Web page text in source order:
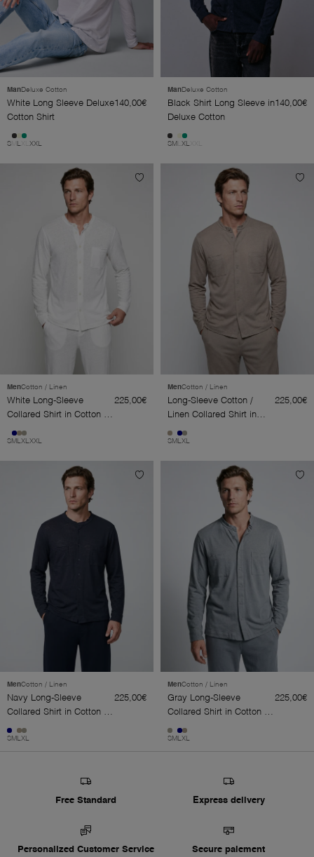
ManDeluxe Cotton
White Long Sleeve Deluxe
Cotton Shirt
140,00€
S XXL
ManDeluxe Cotton
Black Shirt Long Sleeve in
Deluxe Cotton
140,00€
SM XL
MenCotton / Linen
White Long-Sleeve
Collared Shirt in Cotton /
Linen
225,00€
SM LXLXXL
MenCotton / Linen
Long-Sleeve Cotton /
Linen Collared Shirt in
Coffee Latte
225,00€
SM LXL
MenCotton / Linen
Navy Long-Sleeve
Collared Shirt in Cotton /
Linen
225,00€
SM LXL
MenCotton / Linen
Gray Long-Sleeve
Collared Shirt in Cotton /
Linen
225,00€
SM LXL
Free Standard Express delivery
Personalized Customer Service Secure paiement